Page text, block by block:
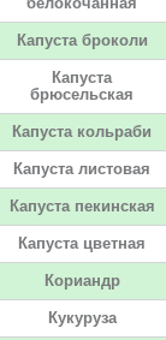
Капуста броколи
Капуста
брюсельская
Капуста кольраби
Капуста листовая
Капуста пекинская
Капуста цветная
Кориандр
Кукуруза